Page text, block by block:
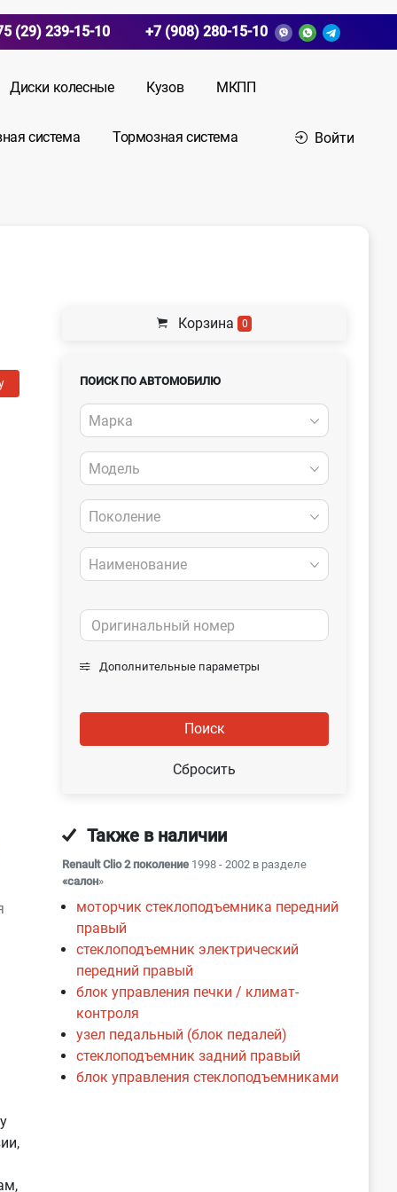
(29) 239-15-10 +7 (908) 280-15-10
Диски колесные Кузов МКПП
система Тормозная система Войти
Корзина 0
ПОИСК ПО АВТОМОБИЛЮ
Марка
Модель
Поколение
Наименование
Дополнительные параметры
Поиск
Сбросить
Также в наличии
Renault Clio 2 поколение 1998 - 2002 в разделе
«салон»
моторчик стеклоподъемника передний
правый
стеклоподъемник электрический
передний правый
блок управления печки / климат-
контроля
узел педальный (блок педалей)
стеклоподъемник задний правый
блок управления стеклоподъемниками